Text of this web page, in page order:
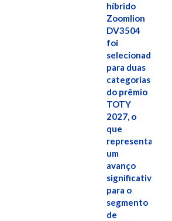
híbrido
Zoomlion
DV3504
foi
selecionado
para duas
categorias
do prêmio
TOTY
2027, o
que
representa
um
avanço
significativo
para o
segmento
de